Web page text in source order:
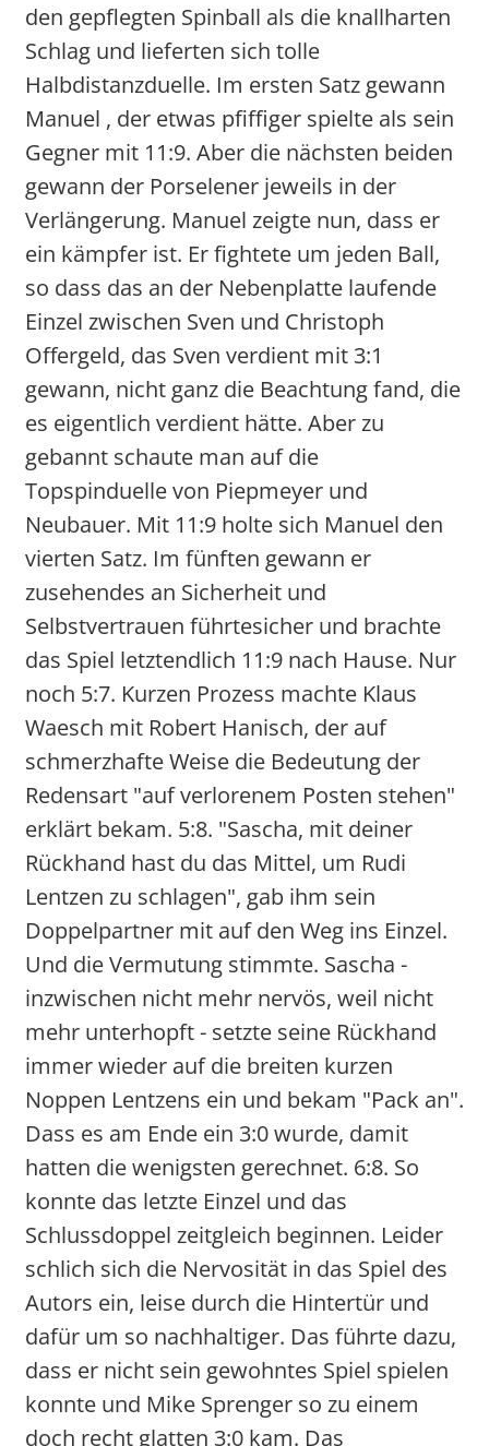
den gepflegten Spinball als die knallharten
Schlag und lieferten sich tolle
Halbdistanzduelle. Im ersten Satz gewann
Manuel , der etwas pfiffiger spielte als sein
Gegner mit 11:9. Aber die nächsten beiden
gewann der Porselener jeweils in der
Verlängerung. Manuel zeigte nun, dass er
ein kämpfer ist. Er fightete um jeden Ball,
so dass das an der Nebenplatte laufende
Einzel zwischen Sven und Christoph
Offergeld, das Sven verdient mit 3:1
gewann, nicht ganz die Beachtung fand, die
es eigentlich verdient hätte. Aber zu
gebannt schaute man auf die
Topspinduelle von Piepmeyer und
Neubauer. Mit 11:9 holte sich Manuel den
vierten Satz. Im fünften gewann er
zusehendes an Sicherheit und
Selbstvertrauen führtesicher und brachte
das Spiel letztendlich 11:9 nach Hause. Nur
noch 5:7. Kurzen Prozess machte Klaus
Waesch mit Robert Hanisch, der auf
schmerzhafte Weise die Bedeutung der
Redensart "auf verlorenem Posten stehen"
erklärt bekam. 5:8. "Sascha, mit deiner
Rückhand hast du das Mittel, um Rudi
Lentzen zu schlagen", gab ihm sein
Doppelpartner mit auf den Weg ins Einzel.
Und die Vermutung stimmte. Sascha -
inzwischen nicht mehr nervös, weil nicht
mehr unterhopft - setzte seine Rückhand
immer wieder auf die breiten kurzen
Noppen Lentzens ein und bekam "Pack an".
Dass es am Ende ein 3:0 wurde, damit
hatten die wenigsten gerechnet. 6:8. So
konnte das letzte Einzel und das
Schlussdoppel zeitgleich beginnen. Leider
schlich sich die Nervosität in das Spiel des
Autors ein, leise durch die Hintertür und
dafür um so nachhaltiger. Das führte dazu,
dass er nicht sein gewohntes Spiel spielen
konnte und Mike Sprenger so zu einem
doch recht glatten 3:0 kam. Das